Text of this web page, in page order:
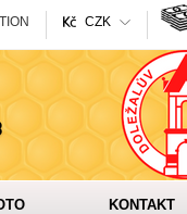
CZK
KONTAKT